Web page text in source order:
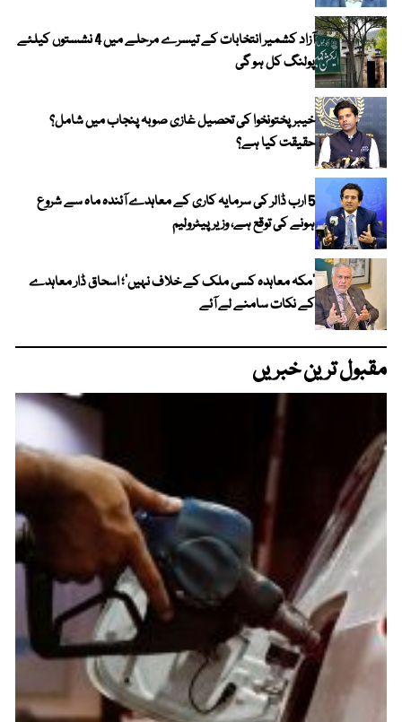
آزاد کشمیر انتخابات کے تیسرے مرحلے میں 4 نشستوں کیلئے
پولنگ کل ہو گی
خیبر پختونخوا کی تحصیل غازی صوبہ پنجاب میں شامل؟
حقیقت کیا ہے؟
5 ارب ڈالر کی سرمایہ کاری کے معاہدے آئندہ ماہ سے شروع
ہونے کی توقع ہے، وزیر پیٹرولیم
‘مکہ معاہدہ کسی ملک کے خلاف نہیں’؛ اسحاق ڈار معاہدے
کے نکات سامنے لے آئے
مقبول ترین خبریں